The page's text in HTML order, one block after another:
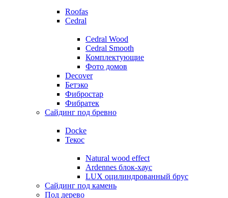
Roofas
Cedral
Cedral Wood
Cedral Smooth
Комплектующие
Фото домов
Decover
Бетэко
Фибростар
Фибратек
Сайдинг под бревно
Docke
Текос
Natural wood effect
Ardennes блок-хаус
LUX оцилиндрованный брус
Сайдинг под камень
Под дерево